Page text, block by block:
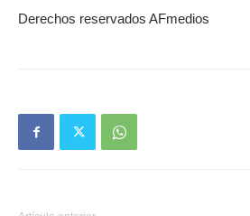
Derechos reservados AFmedios